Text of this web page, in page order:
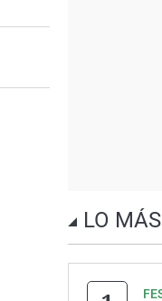
LO MÁS